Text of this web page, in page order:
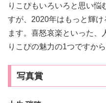
りこぴもいろいろと思い悩
すが、2020年はもっと輝
ます。喜怒哀楽といった、
りこぴの魅力の1つですから
写真賞